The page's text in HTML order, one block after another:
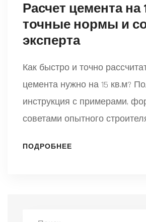
Расчет цемента на
точные нормы и
эксперта
Как быстро и точно
цемента нужно на 15 кв.м?
инструкция с примерами,
советами опытного
ПОДРОБНЕЕ